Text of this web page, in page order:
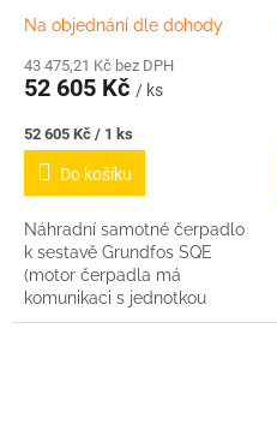
Na objednání dle dohody
43 475,21 Kč bez DPH
52 605 Kč / ks
Měrná
cena:
52 605 Kč / 1 ks
Do košíku
Náhradní samotné čerpadlo
k sestavě Grundfos SQE
(motor čerpadla má
komunikaci s jednotkou
CU301) Délka kabelu 1m.